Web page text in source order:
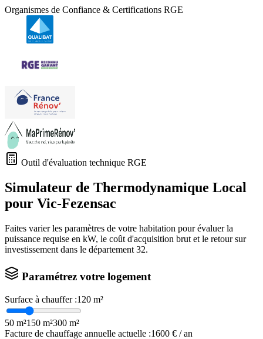
Organismes de Confiance & Certifications RGE
Outil d'évaluation technique RGE
Simulateur de Thermodynamique Local
pour Vic-Fezensac
Faites varier les paramètres de votre habitation pour évaluer la
puissance requise en kW, le coût d'acquisition brut et le retour sur
investissement dans le département 32.
Paramétrez votre logement
Surface à chauffer :120 m²
50 m²150 m²300 m²
Facture de chauffage annuelle actuelle :1600 € / an